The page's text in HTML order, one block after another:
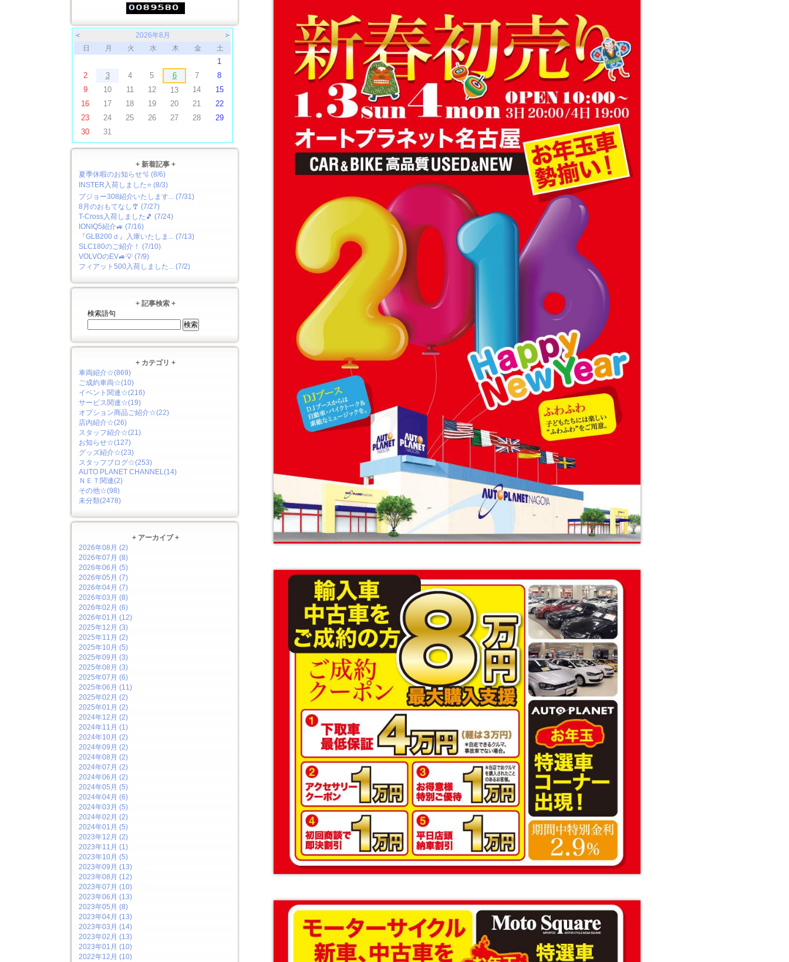
＜ 2026年8月
＞
日
月 火 水 木 金 土
1
2
3 4 5 6 7
8
9
10 11 12 13 14
15
16
17 18 19 20 21
22
23
24 25 26 27 28
29
30
31
+ 新着記事 +
夏季休暇のお知らせ🫧 (8/6)
INSTER入荷しました⭐ (8/3)
プジョー308紹介いたします... (7/31)
8月のおもてなし🎐 (7/27)
T-Cross入荷しました🎵 (7/24)
IONIQ5紹介🚙 (7/16)
『GLB200ｄ』入庫いたしま... (7/13)
SLC180のご紹介！ (7/10)
VOLVOのEV🚙💡 (7/9)
フィアット500入荷しました... (7/2)
+ 記事検索 +
検索語句
+ カテゴリ +
車両紹介☆(869)
ご成約車両☆(10)
イベント関連☆(216)
サービス関連☆(19)
オプション商品ご紹介☆(22)
店内紹介☆(26)
スタッフ紹介☆(21)
お知らせ☆(127)
グッズ紹介☆(23)
スタッフブログ☆(253)
AUTO PLANET CHANNEL(14)
ＮＥＴ関連(2)
その他☆(98)
未分類(2478)
+ アーカイブ +
2026年08月 (2)
2026年07月 (8)
2026年06月 (5)
2026年05月 (7)
2026年04月 (7)
2026年03月 (8)
2026年02月 (6)
2026年01月 (12)
2025年12月 (3)
2025年11月 (2)
2025年10月 (5)
2025年09月 (3)
2025年08月 (3)
2025年07月 (6)
2025年06月 (11)
2025年02月 (2)
2025年01月 (2)
2024年12月 (2)
2024年11月 (1)
2024年10月 (2)
2024年09月 (2)
2024年08月 (2)
2024年07月 (2)
2024年06月 (2)
2024年05月 (5)
2024年04月 (6)
2024年03月 (5)
2024年02月 (2)
2024年01月 (5)
2023年12月 (2)
2023年11月 (1)
2023年10月 (5)
2023年09月 (13)
2023年08月 (12)
2023年07月 (10)
2023年06月 (13)
2023年05月 (8)
2023年04月 (13)
2023年03月 (14)
2023年02月 (13)
2023年01月 (10)
2022年12月 (10)